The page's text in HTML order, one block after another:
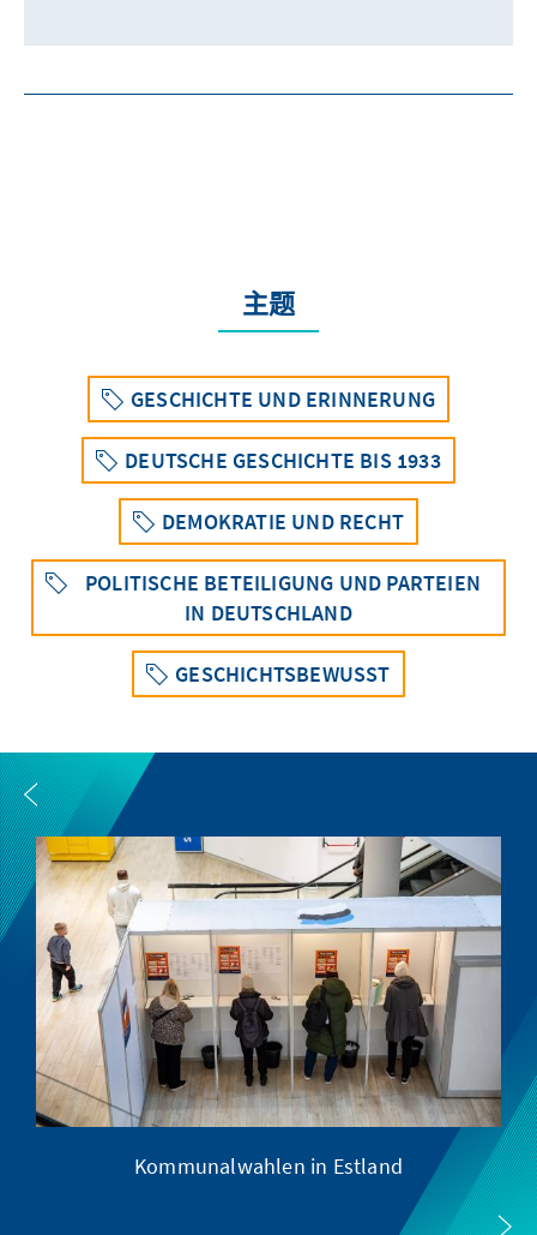
主题
GESCHICHTE UND ERINNERUNG
DEUTSCHE GESCHICHTE BIS 1933
DEMOKRATIE UND RECHT
POLITISCHE BETEILIGUNG UND PARTEIEN
IN DEUTSCHLAND
GESCHICHTSBEWUSST
Kommunalwahlen in Estland